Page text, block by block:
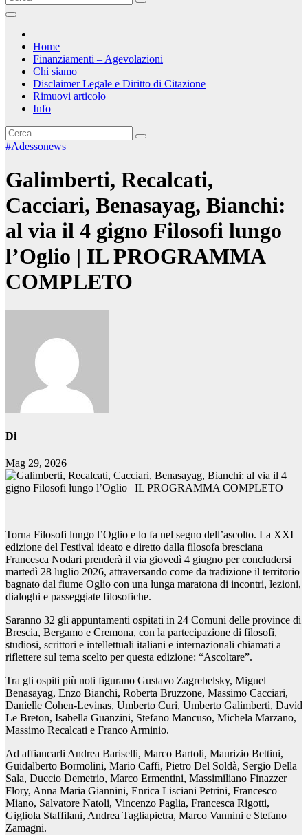
Home
Finanziamenti – Agevolazioni
Chi siamo
Disclaimer Legale e Diritto di Citazione
Rimuovi articolo
Info
#Adessonews
Galimberti, Recalcati,
Cacciari, Benasayag, Bianchi:
al via il 4 gigno Filosofi lungo
l’Oglio | IL PROGRAMMA
COMPLETO
Di
Mag 29, 2026
Torna Filosofi lungo l’Oglio e lo fa nel segno dell’ascolto. La XXI
edizione del Festival ideato e diretto dalla filosofa bresciana
Francesca Nodari prenderà il via giovedì 4 giugno per concludersi
martedì 28 luglio 2026, attraversando come da tradizione il territorio
bagnato dal fiume Oglio con una lunga maratona di incontri, lezioni,
dialoghi e passeggiate filosofiche.
Saranno 32 gli appuntamenti ospitati in 24 Comuni delle province di
Brescia, Bergamo e Cremona, con la partecipazione di filosofi,
studiosi, scrittori e intellettuali italiani e internazionali chiamati a
riflettere sul tema scelto per questa edizione: “Ascoltare”.
Tra gli ospiti più noti figurano Gustavo Zagrebelsky, Miguel
Benasayag, Enzo Bianchi, Roberta Bruzzone, Massimo Cacciari,
Danielle Cohen-Levinas, Umberto Curi, Umberto Galimberti, David
Le Breton, Isabella Guanzini, Stefano Mancuso, Michela Marzano,
Massimo Recalcati e Franco Arminio.
Ad affiancarli Andrea Bariselli, Marco Bartoli, Maurizio Bettini,
Guidalberto Bormolini, Mario Caffi, Pietro Del Soldà, Sergio Della
Sala, Duccio Demetrio, Marco Ermentini, Massimiliano Finazzer
Flory, Anna Maria Giannini, Enrica Lisciani Petrini, Francesco
Miano, Salvatore Natoli, Vincenzo Paglia, Francesca Rigotti,
Gigliola Staffilani, Andrea Tagliapietra, Marco Vannini e Stefano
Zamagni.